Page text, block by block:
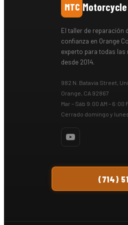
MTC
El taller de reparación
confianza en Orange
experto para todas
desde 2014.
982 N. Batavia Street,
Orange, CA 92867
Mar – Sáb 9:00 AM – 6:00
Cerrado domingo y
(714)